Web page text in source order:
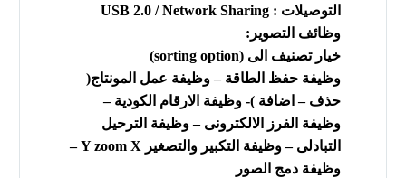
التوصيلات : USB 2.0 / Network Sharing
وظائف التصوير:
خيار تصنيف الى (sorting option)
وظيفة حفظ الطاقة – وظيفة عمل المونتاج(
حذف – اضافة )- وظيفة الارقام الكودية –
وظيفة الفرز الالكترونى – وظيفة الترحيل
التبادلى – وظيفة التكبير والتصغير Y zoom X –
وظيفة دمج الصور